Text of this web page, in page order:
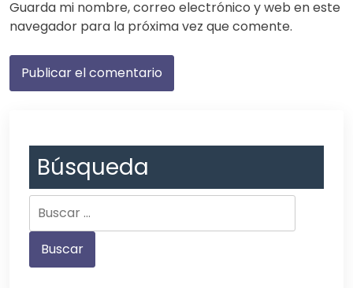
Guarda mi nombre, correo electrónico y web en este
navegador para la próxima vez que comente.
Búsqueda